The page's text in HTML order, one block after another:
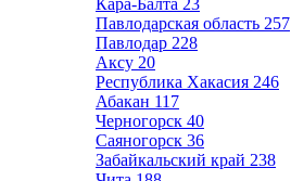
Кара-Балта 23
Павлодарская область 257
Павлодар 228
Аксу 20
Республика Хакасия 246
Абакан 117
Черногорск 40
Саяногорск 36
Забайкальский край 238